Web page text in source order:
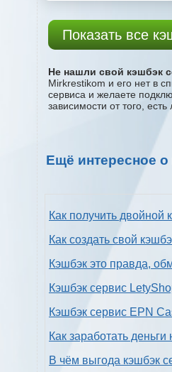
Показать все
Не нашли свой кэшбэк
Mirkrestikom и его нет в
сервиса и желаете
зависимости от того,
Ещё интересное
Как получить двойной
Как создать свой
Кэшбэк это правда,
Кэшбэк сервис
Кэшбэк сервис EPN
Как заработать
В чём выгода кэшбэк